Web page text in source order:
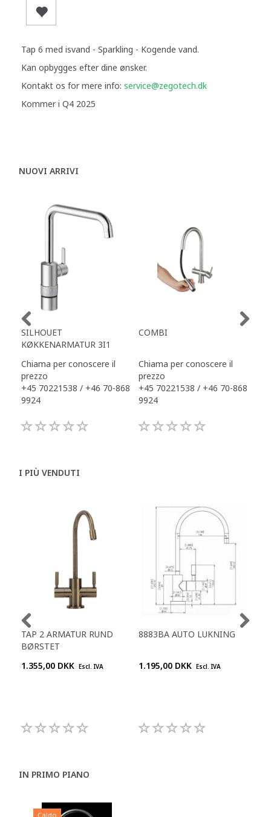
Tap 6 med isvand - Sparkling - Kogende vand.
Kan opbygges efter dine ønsker.
Kontakt os for mere info: service@zegotech.dk
Kommer i Q4 2025
NUOVI ARRIVI
SILHOUET
KØKKENARMATUR 3I1
Chiama per conoscere il
prezzo
+45 70221538 / +46 70-868
9924
COMBI
Chiama per conoscere il
prezzo
+45 70221538 / +46 70-868
9924
I PIÙ VENDUTI
TAP 2 ARMATUR RUND
BØRSTET
1.355,00 DKK Escl. IVA
8883BA AUTO LUKNING
1.195,00 DKK Escl. IVA
IN PRIMO PIANO
Caldo